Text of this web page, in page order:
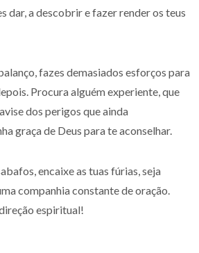
dar, a descobrir e fazer render os teus
fazes demasiados esforços para
Procura alguém experiente, que
dos perigos que ainda
graça de Deus para te aconselhar.
encaixe as tuas fúrias, seja
companhia constante de oração.
espiritual!